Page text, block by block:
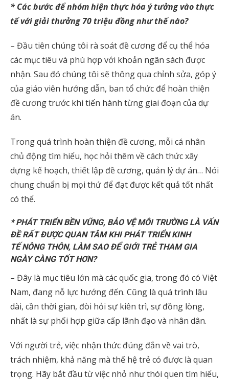
* Các bước để nhóm hiện thực hóa ý tưởng vào thực
tế với giải thưởng 70 triệu đồng như thế nào?
– Đầu tiên chúng tôi rà soát đề cương để cụ thể hóa
các mục tiêu và phù hợp với khoản ngân sách được
nhận. Sau đó chúng tôi sẽ thông qua chỉnh sửa, góp ý
của giáo viên hướng dẫn, ban tổ chức để hoàn thiện
đề cương trước khi tiến hành từng giai đoạn của dự
án.
Trong quá trình hoàn thiện đề cương, mỗi cá nhân
chủ động tìm hiểu, học hỏi thêm về cách thức xây
dựng kế hoạch, thiết lập đề cương, quản lý dự án… Nói
chung chuẩn bị mọi thứ để đạt được kết quả tốt nhất
có thể.
* PHÁT TRIỂN BỀN VỮNG, BẢO VỆ MÔI TRƯỜNG LÀ VẤN
ĐỀ RẤT ĐƯỢC QUAN TÂM KHI PHÁT TRIỂN KINH
TẾ NÔNG THÔN, LÀM SAO ĐỂ GIỚI TRẺ THAM GIA
NGÀY CÀNG TỐT HƠN?
– Đây là mục tiêu lớn mà các quốc gia, trong đó có Việt
Nam, đang nỗ lực hướng đến. Cũng là quá trình lâu
dài, cần thời gian, đòi hỏi sự kiên trì, sự đồng lòng,
nhất là sự phối hợp giữa cấp lãnh đạo và nhân dân.
Với người trẻ, việc nhận thức đúng đắn về vai trò,
trách nhiệm, khả năng mà thế hệ trẻ có được là quan
trọng. Hãy bắt đầu từ việc nhỏ như thói quen tìm hiểu,